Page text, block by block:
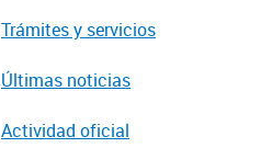
Trámites y servicios
Últimas noticias
Actividad oficial